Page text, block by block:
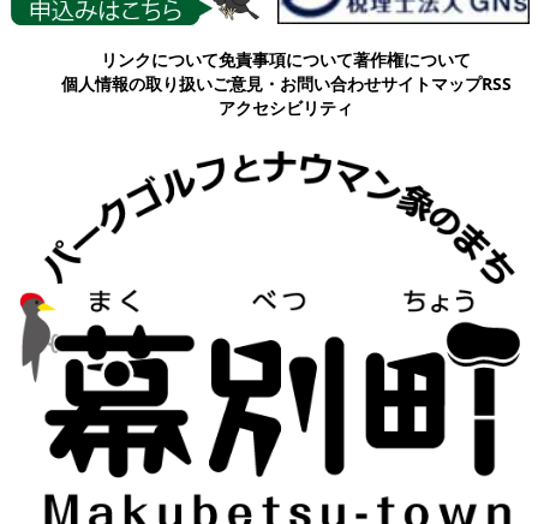
リンクについて免責事項について著作権について
個人情報の取り扱いご意見・お問い合わせサイトマップRSS
アクセシビリティ